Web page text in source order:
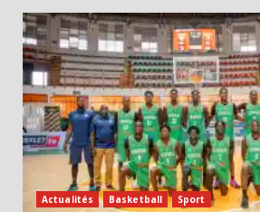
Actualités Basketball Sport